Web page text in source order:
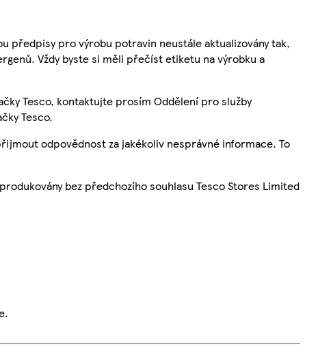
předpisy pro výrobu potravin neustále aktualizovány tak,
Vždy byste si měli přečíst etiketu na výrobku a
Tesco, kontaktujte prosím Oddělení pro služby
Tesco.
odpovědnost za jakékoliv nesprávné informace. To
bez předchozího souhlasu Tesco Stores Limited